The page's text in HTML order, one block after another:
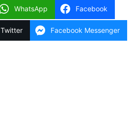
WhatsApp Facebook
Twitter Facebook Messenger